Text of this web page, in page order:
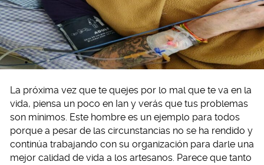
La próxima vez que te quejes por lo mal que te va en la
vida, piensa un poco en Ian y verás que tus problemas
son mínimos. Este hombre es un ejemplo para todos
porque a pesar de las circunstancias no se ha rendido y
continúa trabajando con su organización para darle una
mejor calidad de vida a los artesanos. Parece que tanto